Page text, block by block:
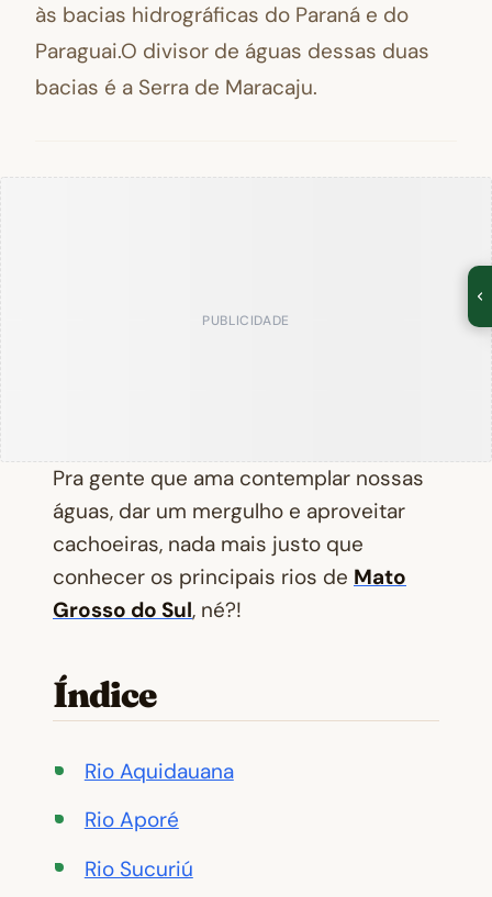
às bacias hidrográficas do Paraná e do
Paraguai.O divisor de águas dessas duas
bacias é a Serra de Maracaju.
PUBLICIDADE
Pra gente que ama contemplar nossas
águas, dar um mergulho e aproveitar
cachoeiras, nada mais justo que
conhecer os principais rios de Mato
Grosso do Sul, né?!
Índice
Rio Aquidauana
Rio Aporé
Rio Sucuriú